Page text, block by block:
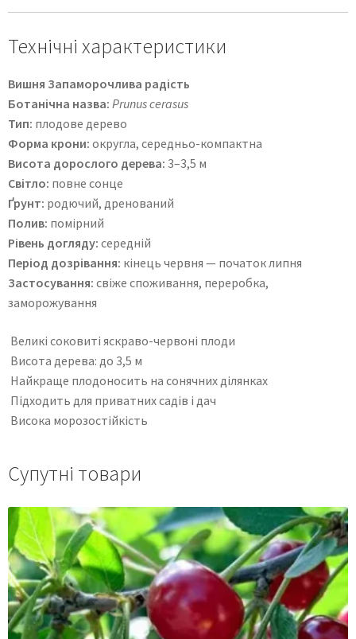
Технічні характеристики
Вишня Запаморочлива радість
Ботанічна назва: Prunus cerasus
Тип: плодове дерево
Форма крони: округла, середньо-компактна
Висота дорослого дерева: 3–3,5 м
Світло: повне сонце
Ґрунт: родючий, дренований
Полив: помірний
Рівень догляду: середній
Період дозрівання: кінець червня — початок липня
Застосування: свіже споживання, переробка,
заморожування
Великі соковиті яскраво-червоні плоди
Висота дерева: до 3,5 м
Найкраще плодоносить на сонячних ділянках
Підходить для приватних садів і дач
Висока морозостійкість
Супутні товари